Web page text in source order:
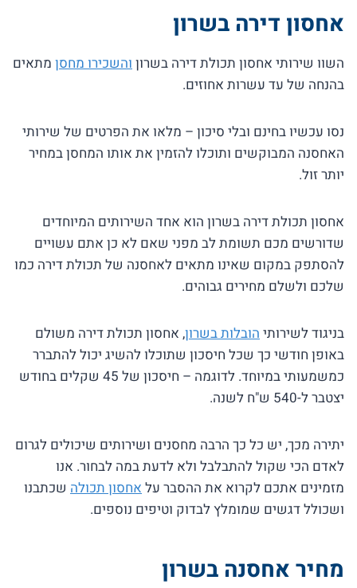
אחסון דירה בשרון
השוו שירותי אחסון תכולת דירה בשרון והשכירו מחסן מתאים
בהנחה של עד עשרות אחוזים.
נסו עכשיו בחינם ובלי סיכון – מלאו את הפרטים של שירותי
האחסנה המבוקשים ותוכלו להזמין את אותו המחסן במחיר
יותר זול.
אחסון תכולת דירה בשרון הוא אחד השירותים המיוחדים
שדורשים מכם תשומת לב מפני שאם לא כן אתם עשויים
להסתפק במקום שאינו מתאים לאחסנה של תכולת דירה כמו
שלכם ולשלם מחירים גבוהים.
בניגוד לשירותי הובלות בשרון, אחסון תכולת דירה משולם
באופן חודשי כך שכל חיסכון שתוכלו להשיג יכול להתברר
כמשמעותי במיוחד. לדוגמה – חיסכון של 45 שקלים בחודש
יצטבר ל-540 ש"ח לשנה.
יתירה מכך, יש כל כך הרבה מחסנים ושירותים שיכולים לגרום
לאדם הכי שקול להתבלבל ולא לדעת במה לבחור. אנו
מזמינים אתכם לקרוא את ההסבר על אחסון תכולה שכתבנו
ושכולל דגשים שמומלץ לבדוק וטיפים נוספים.
מחיר אחסנה בשרון